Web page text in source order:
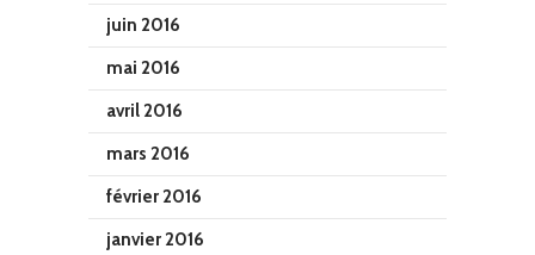
juin 2016
mai 2016
avril 2016
mars 2016
février 2016
janvier 2016